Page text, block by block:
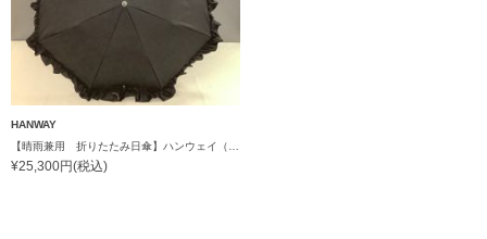
HANWAY
¥25,300円(税込)